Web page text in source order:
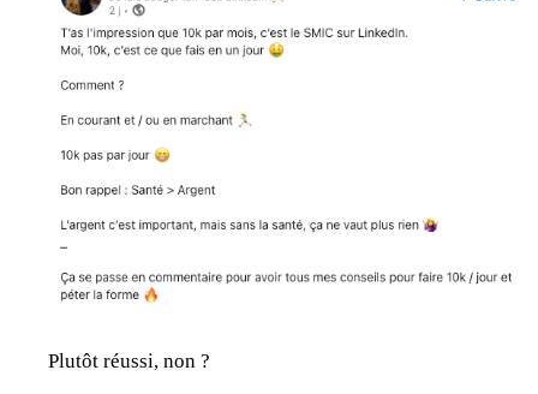
Plutôt réussi, non ?